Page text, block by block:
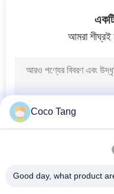
ফুড স্টোরে
আমরা
Coco Tang
Good day, what product